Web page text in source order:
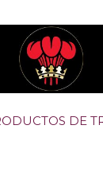
DE